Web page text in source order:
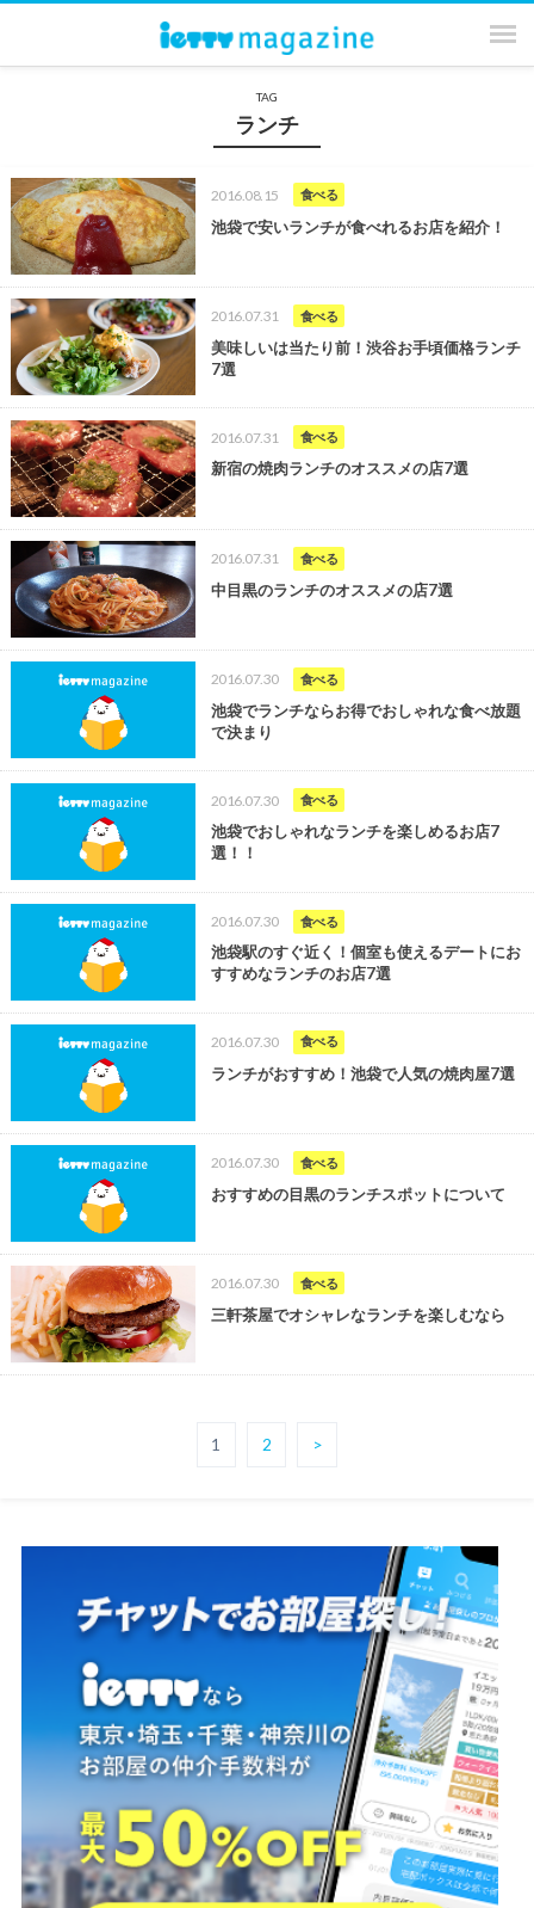
TAG
ランチ
2016.08.15 食べる
池袋で安いランチが食べれるお店を紹介！
2016.07.31 食べる
美味しいは当たり前！渋谷お手頃価格ランチ
7選
2016.07.31 食べる
新宿の焼肉ランチのオススメの店7選
2016.07.31 食べる
中目黒のランチのオススメの店7選
2016.07.30 食べる
池袋でランチならお得でおしゃれな食べ放題
で決まり
2016.07.30 食べる
池袋でおしゃれなランチを楽しめるお店7
選！！
2016.07.30 食べる
池袋駅のすぐ近く！個室も使えるデートにお
すすめなランチのお店7選
2016.07.30 食べる
ランチがおすすめ！池袋で人気の焼肉屋7選
2016.07.30 食べる
おすすめの目黒のランチスポットについて
2016.07.30 食べる
三軒茶屋でオシャレなランチを楽しむなら
1 2 >